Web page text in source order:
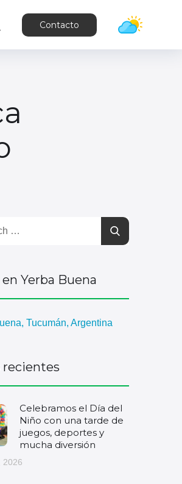
Contacto
Yerba Buena
Tucumán, Argentina
recientes
Celebramos el Día del
Niño con una tarde de
juegos, deportes y
mucha diversión
2026